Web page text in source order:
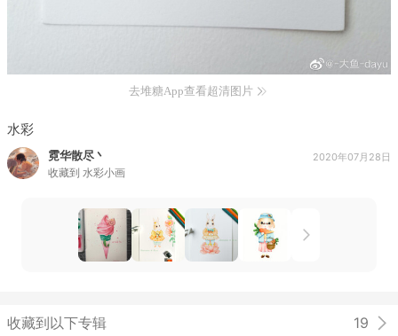
去堆糖App查看超清图片
水彩
霓华散尽丶
收藏到 水彩小画
2020年07月28日
收藏到以下专辑 19